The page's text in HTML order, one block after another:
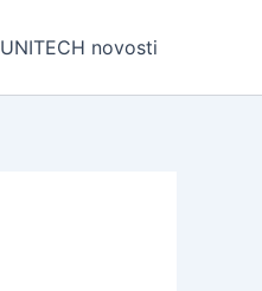
UNITECH novosti